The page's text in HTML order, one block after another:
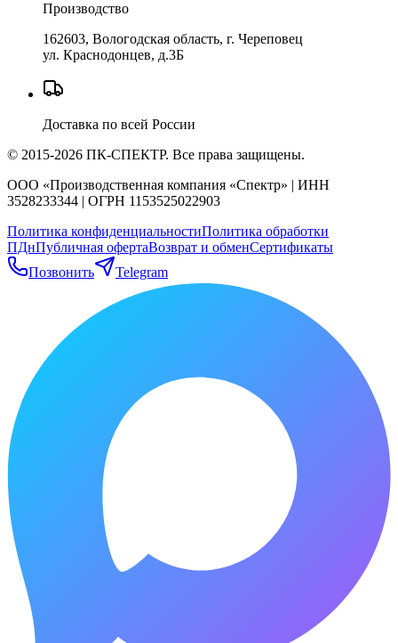
Производство
162603, Вологодская область, г. Череповец
ул. Краснодонцев, д.3Б
Доставка по всей России
© 2015-2026 ПК-СПЕКТР. Все права защищены.
ООО «Производственная компания «Спектр» | ИНН
3528233344 | ОГРН 1153525022903
Политика конфиденциальностиПолитика обработки
ПДнПубличная офертаВозврат и обменСертификаты
Позвонить
Telegram